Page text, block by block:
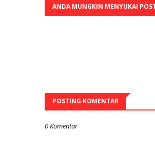
ANDA MUNGKIN MENYUKAI
POSTING KOMENTAR
0 Komentar